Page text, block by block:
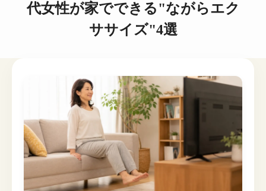
代女性が家でできる"ながらエク
ササイズ"4選